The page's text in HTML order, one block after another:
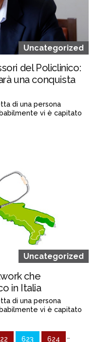
Uncategorized
del Policlinico:
una conquista
di una persona
vi è capitato
Uncategorized
che
in Italia
di una persona
vi è capitato
…
623 624